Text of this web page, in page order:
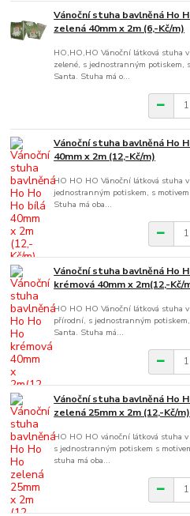
Vánoční stuha bavlněná Ho
zelená 40mm x 2m (6,-Kč/m)
HO,HO,HO Vánoční látková stuha
zelené, s jednostranným potiskem,
Santa. Stuha má o...
Vánoční stuha bavlněná Ho
40mm x 2m (12,-Kč/m)
HO HO HO Vánoční látková stuha
jednostranným potiskem, s
Stuha má oba...
Vánoční stuha bavlněná Ho
krémová 40mm x 2m(12,-Kč/
HO HO HO Vánoční látková stuha v
přírodní, s jednostranným
Santa. Stuha má...
Vánoční stuha bavlněná Ho
zelená 25mm x 2m (12,-Kč/m)
HO HO HO vánoční látková stuha
s jednostranným potiskem s
stuha má oba...